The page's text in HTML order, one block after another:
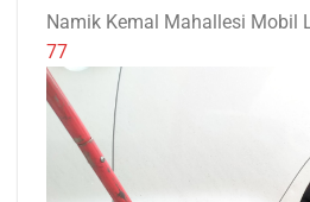
Namik Kemal Mahallesi Mobil
77